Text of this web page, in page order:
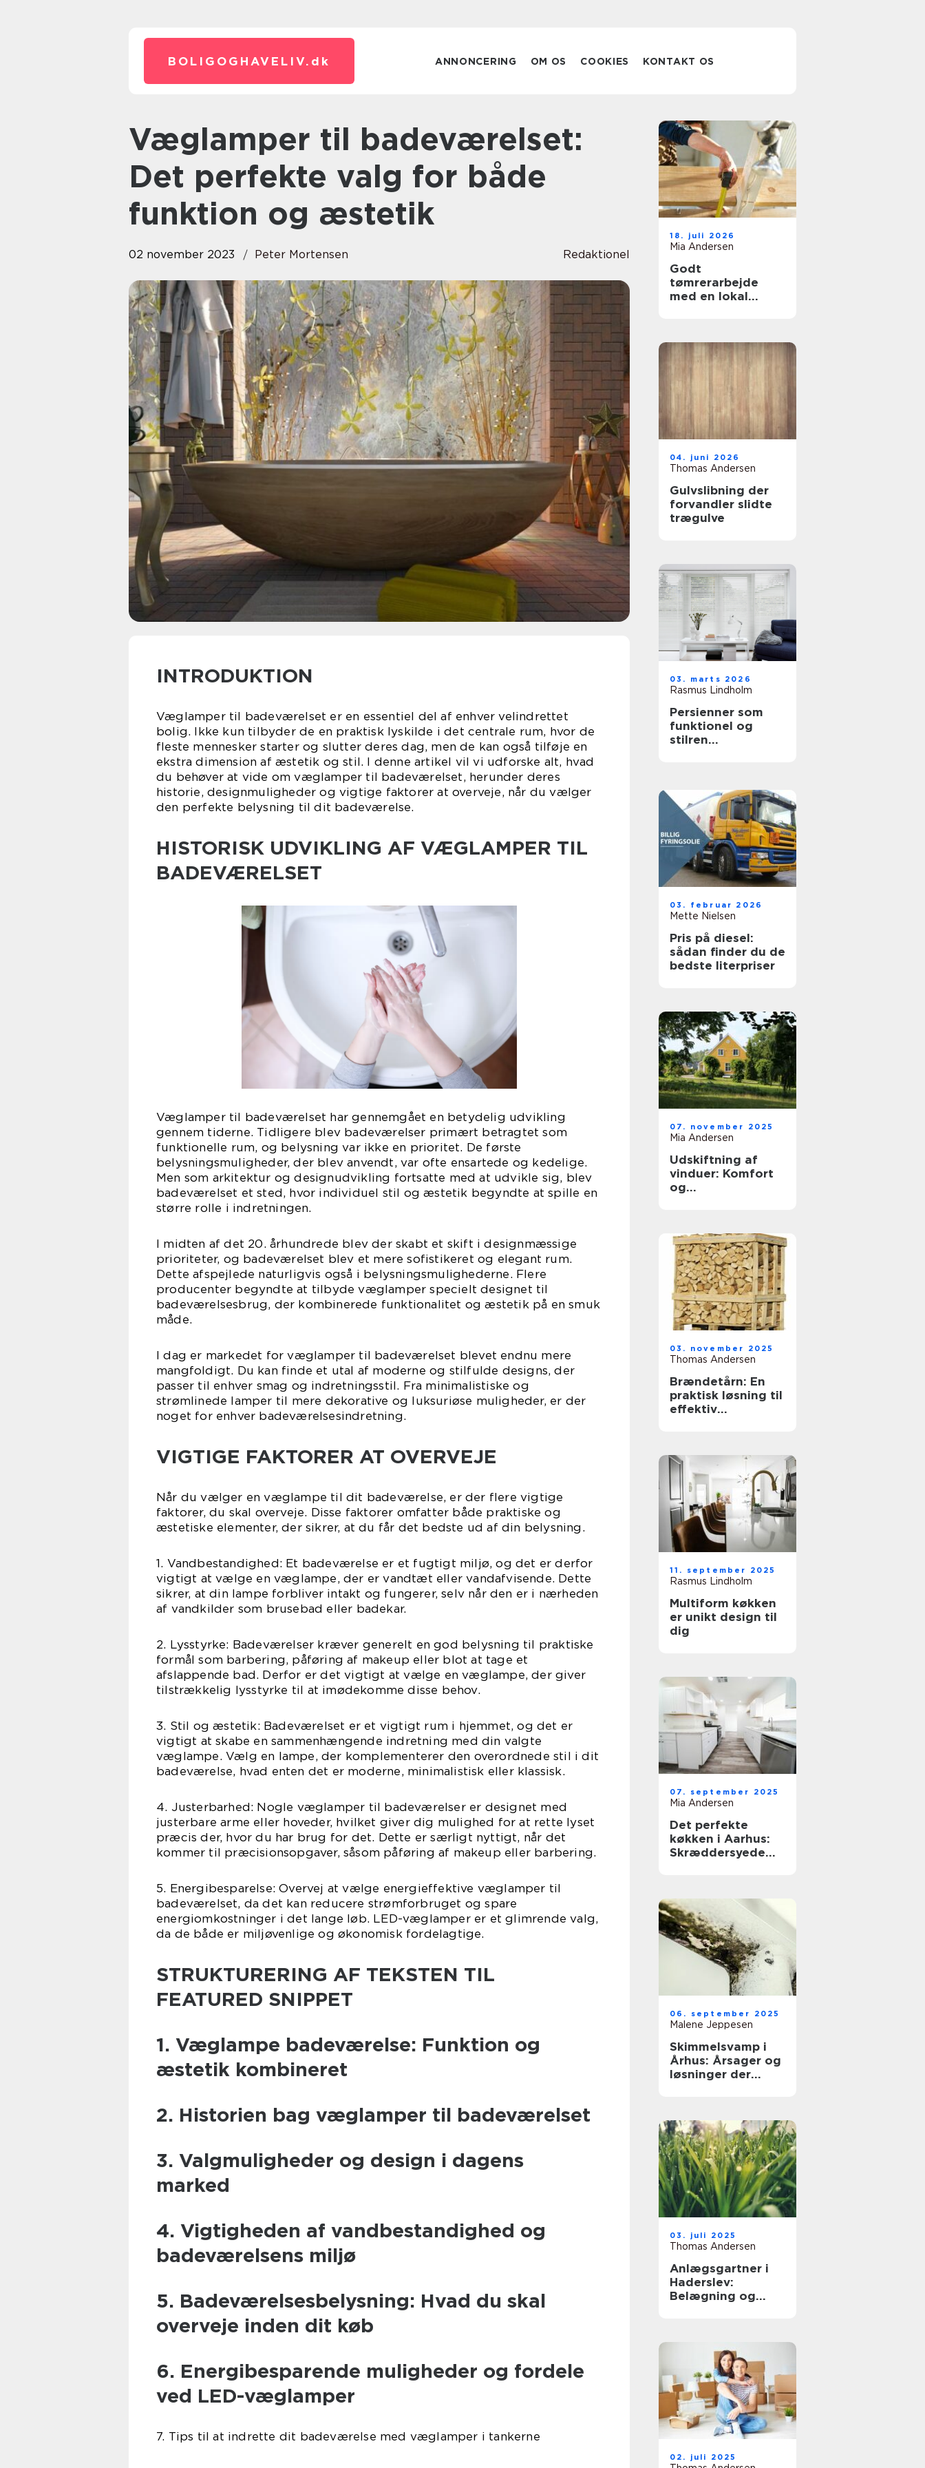
BOLIGOGHAVELIV. dk ANNONCERING OM OS COOKIES KONTAKT OS
Væglamper til badeværelset:
Det perfekte valg for både
funktion og æstetik
02 november 2023 Peter Mortensen Redaktionel
INTRODUKTION
Væglamper til badeværelset er en essentiel del af enhver velindrettet
bolig. Ikke kun tilbyder de en praktisk lyskilde i det centrale rum, hvor de
fleste mennesker starter og slutter deres dag, men de kan også tilføje en
ekstra dimension af æstetik og stil. I denne artikel vil vi udforske alt, hvad
du behøver at vide om væglamper til badeværelset, herunder deres
historie, designmuligheder og vigtige faktorer at overveje, når du vælger
den perfekte belysning til dit badeværelse.
HISTORISK UDVIKLING AF VÆGLAMPER TIL
BADEVÆRELSET
Væglamper til badeværelset har gennemgået en betydelig udvikling
gennem tiderne. Tidligere blev badeværelser primært betragtet som
funktionelle rum, og belysning var ikke en prioritet. De første
belysningsmuligheder, der blev anvendt, var ofte ensartede og kedelige.
Men som arkitektur og designudvikling fortsatte med at udvikle sig, blev
badeværelset et sted, hvor individuel stil og æstetik begyndte at spille en
større rolle i indretningen.
I midten af det 20. århundrede blev der skabt et skift i designmæssige
prioriteter, og badeværelset blev et mere sofistikeret og elegant rum.
Dette afspejlede naturligvis også i belysningsmulighederne. Flere
producenter begyndte at tilbyde væglamper specielt designet til
badeværelsesbrug, der kombinerede funktionalitet og æstetik på en smuk
måde.
I dag er markedet for væglamper til badeværelset blevet endnu mere
mangfoldigt. Du kan finde et utal af moderne og stilfulde designs, der
passer til enhver smag og indretningsstil. Fra minimalistiske og
strømlinede lamper til mere dekorative og luksuriøse muligheder, er der
noget for enhver badeværelsesindretning.
VIGTIGE FAKTORER AT OVERVEJE
Når du vælger en væglampe til dit badeværelse, er der flere vigtige
faktorer, du skal overveje. Disse faktorer omfatter både praktiske og
æstetiske elementer, der sikrer, at du får det bedste ud af din belysning.
1. Vandbestandighed: Et badeværelse er et fugtigt miljø, og det er derfor
vigtigt at vælge en væglampe, der er vandtæt eller vandafvisende. Dette
sikrer, at din lampe forbliver intakt og fungerer, selv når den er i nærheden
af vandkilder som brusebad eller badekar.
2. Lysstyrke: Badeværelser kræver generelt en god belysning til praktiske
formål som barbering, påføring af makeup eller blot at tage et
afslappende bad. Derfor er det vigtigt at vælge en væglampe, der giver
tilstrækkelig lysstyrke til at imødekomme disse behov.
3. Stil og æstetik: Badeværelset er et vigtigt rum i hjemmet, og det er
vigtigt at skabe en sammenhængende indretning med din valgte
væglampe. Vælg en lampe, der komplementerer den overordnede stil i dit
badeværelse, hvad enten det er moderne, minimalistisk eller klassisk.
4. Justerbarhed: Nogle væglamper til badeværelser er designet med
justerbare arme eller hoveder, hvilket giver dig mulighed for at rette lyset
præcis der, hvor du har brug for det. Dette er særligt nyttigt, når det
kommer til præcisionsopgaver, såsom påføring af makeup eller barbering.
5. Energibesparelse: Overvej at vælge energieffektive væglamper til
badeværelset, da det kan reducere strømforbruget og spare
energiomkostninger i det lange løb. LED-væglamper er et glimrende valg,
da de både er miljøvenlige og økonomisk fordelagtige.
STRUKTURERING AF TEKSTEN TIL
FEATURED SNIPPET
1. Væglampe badeværelse: Funktion og
æstetik kombineret
2. Historien bag væglamper til badeværelset
3. Valgmuligheder og design i dagens
marked
4. Vigtigheden af vandbestandighed og
badeværelsens miljø
5. Badeværelsesbelysning: Hvad du skal
overveje inden dit køb
6. Energibesparende muligheder og fordele
ved LED-væglamper
7. Tips til at indrette dit badeværelse med væglamper i tankerne
18. juli 2026
Mia Andersen
Godt
tømrerarbejde
med en lokal
04. juni 2026
Thomas Andersen
Gulvslibning der
forvandler slidte
trægulve
03. marts 2026
Rasmus Lindholm
Persienner som
funktionel og
stilren
03. februar 2026
Mette Nielsen
Pris på diesel:
sådan finder du de
bedste literpriser
07. november 2025
Mia Andersen
Udskiftning af
vinduer: Komfort
og
03. november 2025
Thomas Andersen
Brændetårn: En
praktisk løsning til
effektiv
11. september 2025
Rasmus Lindholm
Multiform køkken
er unikt design til
dig
07. september 2025
Mia Andersen
Det perfekte
køkken i Aarhus:
Skræddersyede
06. september 2025
Malene Jeppesen
Skimmelsvamp i
Århus: Årsager og
løsninger der
03. juli 2025
Thomas Andersen
Anlægsgartner i
Haderslev:
Belægning og
02. juli 2025